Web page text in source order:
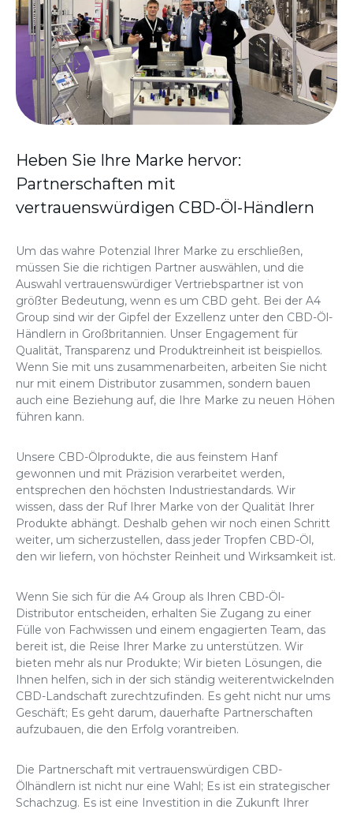
Heben Sie Ihre Marke hervor:
Partnerschaften mit
vertrauenswürdigen CBD-Öl-Händlern
Um das wahre Potenzial Ihrer Marke zu erschließen,
müssen Sie die richtigen Partner auswählen, und die
Auswahl vertrauenswürdiger Vertriebspartner ist von
größter Bedeutung, wenn es um CBD geht. Bei der A4
Group sind wir der Gipfel der Exzellenz unter den CBD-Öl-
Händlern in Großbritannien. Unser Engagement für
Qualität, Transparenz und Produktreinheit ist beispiellos.
Wenn Sie mit uns zusammenarbeiten, arbeiten Sie nicht
nur mit einem Distributor zusammen, sondern bauen
auch eine Beziehung auf, die Ihre Marke zu neuen Höhen
führen kann.
Unsere CBD-Ölprodukte, die aus feinstem Hanf
gewonnen und mit Präzision verarbeitet werden,
entsprechen den höchsten Industriestandards. Wir
wissen, dass der Ruf Ihrer Marke von der Qualität Ihrer
Produkte abhängt. Deshalb gehen wir noch einen Schritt
weiter, um sicherzustellen, dass jeder Tropfen CBD-Öl,
den wir liefern, von höchster Reinheit und Wirksamkeit ist.
Wenn Sie sich für die A4 Group als Ihren CBD-Öl-
Distributor entscheiden, erhalten Sie Zugang zu einer
Fülle von Fachwissen und einem engagierten Team, das
bereit ist, die Reise Ihrer Marke zu unterstützen. Wir
bieten mehr als nur Produkte; Wir bieten Lösungen, die
Ihnen helfen, sich in der sich ständig weiterentwickelnden
CBD-Landschaft zurechtzufinden. Es geht nicht nur ums
Geschäft; Es geht darum, dauerhafte Partnerschaften
aufzubauen, die den Erfolg vorantreiben.
Die Partnerschaft mit vertrauenswürdigen CBD-
Ölhändlern ist nicht nur eine Wahl; Es ist ein strategischer
Schachzug. Es ist eine Investition in die Zukunft Ihrer